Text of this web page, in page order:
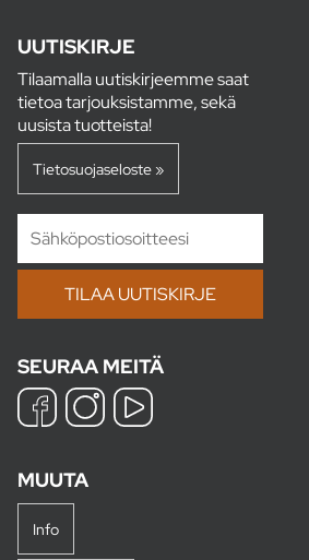
UUTISKIRJE
Tilaamalla uutiskirjeemme saat
tietoa tarjouksistamme, sekä
uusista tuotteista!
Tietosuojaseloste »
SEURAA MEITÄ
MUUTA
Info